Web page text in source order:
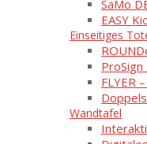
SaMo
EASY
Einseitiges
ProSign
FLYER
Wandtafel